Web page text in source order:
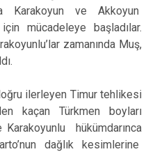
Karakoyun ve Akkoyun
mücadeleye başladılar.
zamanında Muş,
ilerleyen Timur tehlikesi
kaçan Türkmen boyları
Karakoyunlu hükümdarınca
dağlık kesimlerine